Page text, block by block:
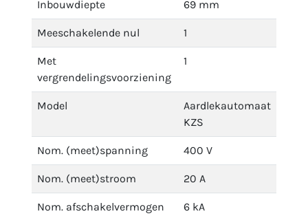
Inbouwdiepte 69 mm
Meeschakelende nul 1
Met
vergrendelingsvoorziening
1
Model
Aardlekautomaat
KZS
Nom. (meet)spanning 400 V
Nom. (meet)stroom 20 A
Nom. afschakelvermogen
6 kA